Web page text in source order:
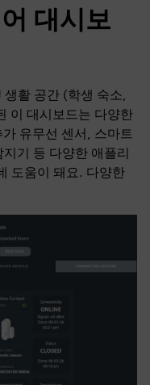
대시보
활 공간 (학생 숙소,
이 대시보드는 다양한
유무선 센서, 스마트
기 등 다양한 애플리
도움이 돼요. 다양한